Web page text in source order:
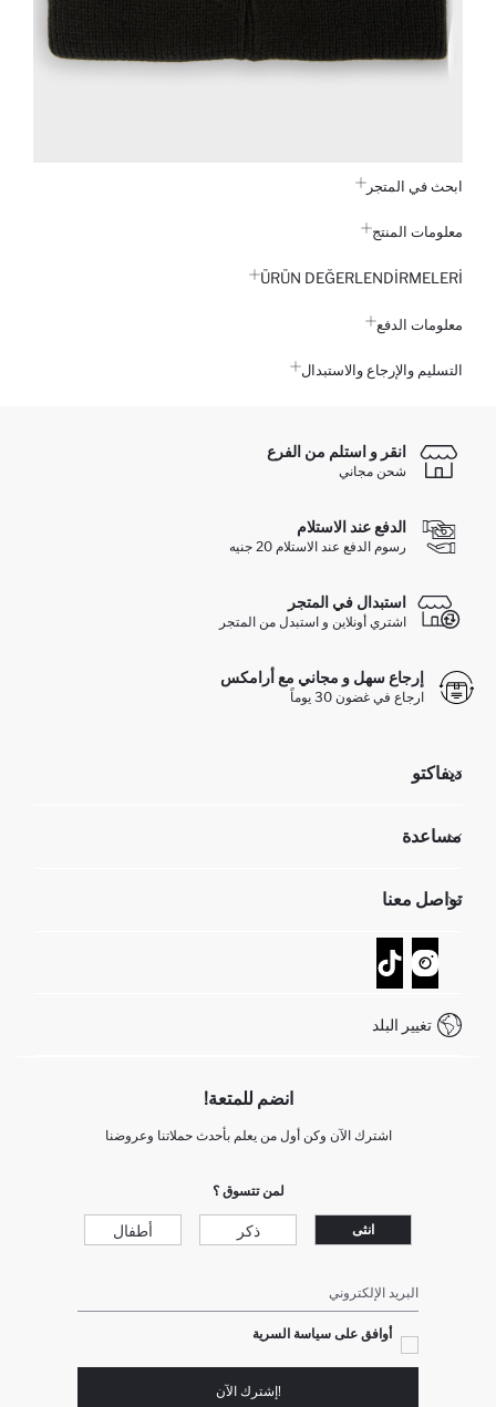
ابحث في المتجر
معلومات المنتج
ÜRÜN DEĞERLENDİRMELERİ
معلومات الدفع
التسليم والإرجاع والاستبدال
انقر و استلم من الفرع
شحن مجاني
الدفع عند الاستلام
رسوم الدفع عند الاستلام 20 جنيه
استبدال في المتجر
اشتري أونلاين و استبدل من المتجر
إرجاع سهل و مجاني مع أرامكس
ارجاع في غضون 30 يوماً
ديفاكتو
تعرف علينا
GIFT CLUB
مساعدة
عمليات الارجاع و الاستبدال السهلة
تتبع الشحنة
كيف يمكنك التسوق في ديفاكتو ؟
كيف تدفع في ديفاكتو؟
شروط المنافسة
تواصل معنا
نموذج الاتصال
خدمة العملاء
Call Center 19782
تغيير البلد
انضم للمتعة!
اشترك الآن وكن أول من يعلم بأحدث حملاتنا وعروضنا
لمن تتسوق ؟
انثى ذكر أطفال
البريد الإلكتروني
أوافق على سياسة السرية
!إشترك الآن